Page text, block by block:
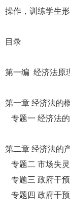
操作，训练学生
目录
第一编 经济法原
第一章 经济法的
专题一 经济法
第二章 经济法的
专题二 市场失灵
专题三 政府干预
专题四 政府干